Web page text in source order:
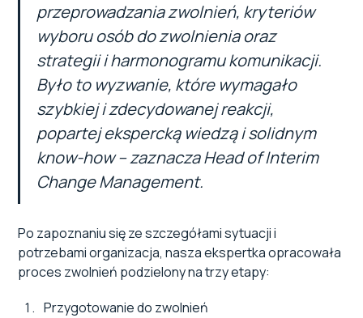
przeprowadzania zwolnień, kryteriów
wyboru osób do zwolnienia oraz
strategii i harmonogramu komunikacji.
Było to wyzwanie, które wymagało
szybkiej i zdecydowanej reakcji,
popartej ekspercką wiedzą i solidnym
know-how – zaznacza Head of Interim
Change Management.
Po zapoznaniu się ze szczegółami sytuacji i
potrzebami organizacja, nasza ekspertka opracowała
proces zwolnień podzielony na trzy etapy:
Przygotowanie do zwolnień